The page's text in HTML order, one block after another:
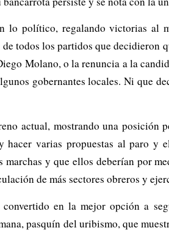
lo político, regalando victorias
todos los partidos que
Molano, o la renuncia a la
gobernantes locales. Ni que
actual, mostrando una
varias propuestas al paro y
y que ellos deberían por
de más sectores obreros y
en la mejor opción a
pasquín del uribismo, que